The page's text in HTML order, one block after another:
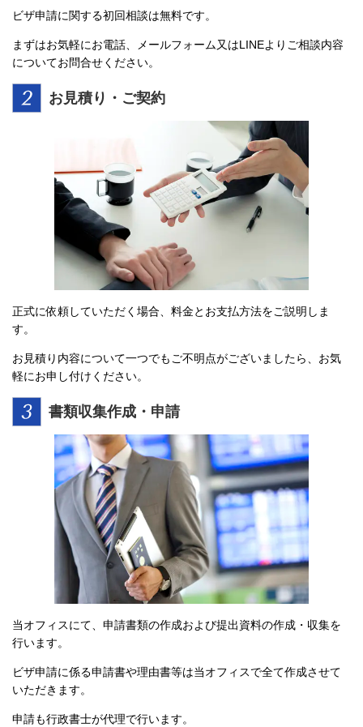
ビザ申請に関する初回相談は無料です。
まずはお気軽にお電話、メールフォーム又はLINEよりご相談内容
についてお問合せください。
お見積り・ご契約
正式に依頼していただく場合、料金とお支払方法をご説明しま
す。
お見積り内容について一つでもご不明点がございましたら、お気
軽にお申し付けください。
書類収集作成・申請
当オフィスにて、申請書類の作成および提出資料の作成・収集を
行います。
ビザ申請に係る申請書や理由書等は当オフィスで全て作成させて
いただきます。
申請も行政書士が代理で行います。